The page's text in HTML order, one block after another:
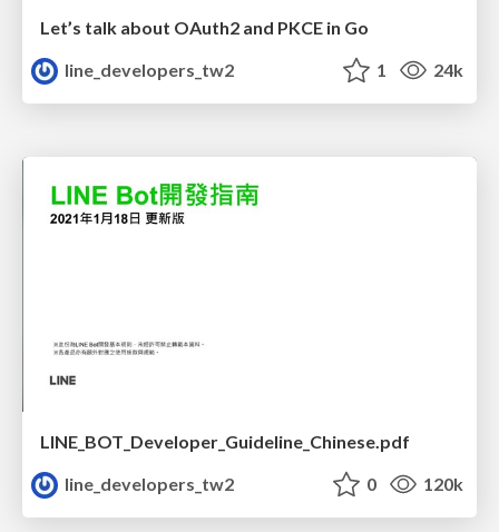
Let’s talk about OAuth2 and PKCE in Go
line_developers_tw2
1 24k
LINE_BOT_Developer_Guideline_Chinese.pdf
line_developers_tw2
0 120k